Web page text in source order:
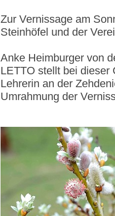
Zur Vernissage am
Steinhöfel und der
Anke Heimburger von
LETTO stellt bei dieser
Lehrerin an der
Umrahmung der